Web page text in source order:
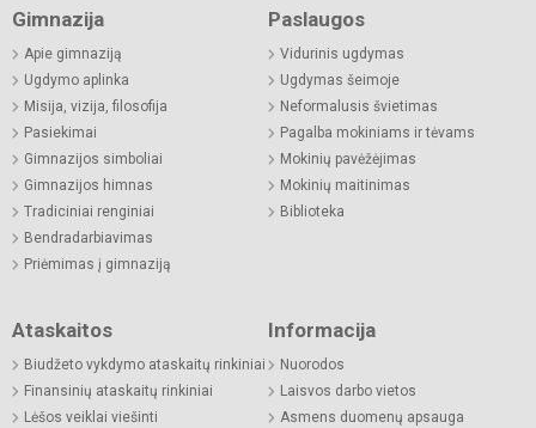
Gimnazija
Apie gimnaziją
Ugdymo aplinka
Misija, vizija, filosofija
Pasiekimai
Gimnazijos simboliai
Gimnazijos himnas
Tradiciniai renginiai
Bendradarbiavimas
Priėmimas į gimnaziją
Paslaugos
Vidurinis ugdymas
Ugdymas šeimoje
Neformalusis švietimas
Pagalba mokiniams ir tėvams
Mokinių pavėžėjimas
Mokinių maitinimas
Biblioteka
Ataskaitos
Biudžeto vykdymo ataskaitų rinkiniai
Finansinių ataskaitų rinkiniai
Lėšos veiklai viešinti
Informacija
Nuorodos
Laisvos darbo vietos
Asmens duomenų apsauga